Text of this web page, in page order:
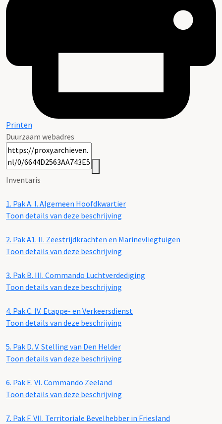
Printen
Duurzaam webadres
Inventaris
1. Pak A. I. Algemeen Hoofdkwartier
Toon details van deze beschrijving
2. Pak A1. II. Zeestrijdkrachten en Marinevliegtuigen
Toon details van deze beschrijving
3. Pak B. III. Commando Luchtverdediging
Toon details van deze beschrijving
4. Pak C. IV. Etappe- en Verkeersdienst
Toon details van deze beschrijving
5. Pak D. V. Stelling van Den Helder
Toon details van deze beschrijving
6. Pak E. VI. Commando Zeeland
Toon details van deze beschrijving
7. Pak F. VII. Territoriale Bevelhebber in Friesland